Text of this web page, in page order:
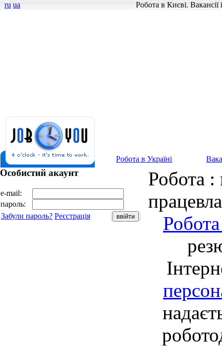
ru ua Робота в Києві.
Робота в Україні
Особистий акаунт
e-mail:
пароль:
Забули пароль? Реєстрація
Робота :